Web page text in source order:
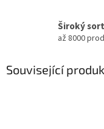
Široký
až 8000
Související